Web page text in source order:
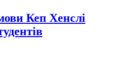
Кеп Хенслі